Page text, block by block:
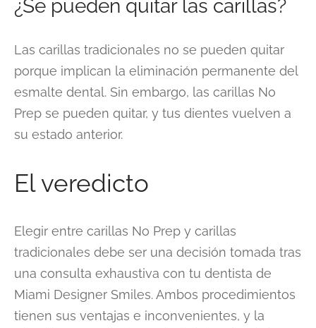
¿Se pueden quitar las carillas?
Las carillas tradicionales no se pueden quitar
porque implican la eliminación permanente del
esmalte dental. Sin embargo, las carillas No
Prep se pueden quitar, y tus dientes vuelven a
su estado anterior.
El veredicto
Elegir entre carillas No Prep y carillas
tradicionales debe ser una decisión tomada tras
una consulta exhaustiva con tu dentista de
Miami Designer Smiles. Ambos procedimientos
tienen sus ventajas e inconvenientes, y la